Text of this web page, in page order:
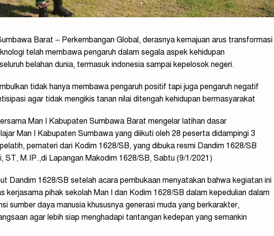
Barat – Perkembangan Global, derasnya kemajuan arus transformasi
telah membawa pengaruh dalam segala aspek kehidupan
belahan dunia, termasuk indonesia sampai kepelosok negeri.
tidak hanya membawa pengaruh positif tapi juga pengaruh negatif
agar tidak mengikis tanan nilai ditengah kehidupan bermasyarakat
Man I Kabupaten Sumbawa Barat mengelar latihan dasar
Man I Kabupaten Sumbawa yang diikuti oleh 28 peserta didampingi 3
pemateri dari Kodim 1628/SB, yang dibuka resmi Dandim 1628/SB
ST, M.IP.,di Lapangan Makodim 1628/SB, Sabtu (9/1/2021)
Dandim 1628/SB setelah acara pembukaan menyatakan bahwa kegiatan ini
kerjasama pihak sekolah Man I dan Kodim 1628/SB dalam kepedulian dalam
sumber daya manusia khususnya generasi muda yang berkarakter,
agar lebih siap menghadapi tantangan kedepan yang semankin